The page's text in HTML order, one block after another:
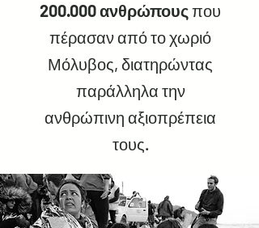
200.000 ανθρώπουςπου
πέρασαν από το χωριό
Μόλυβος, διατηρώντας
παράλληλα την
ανθρώπινη αξιοπρέπεια
τους.